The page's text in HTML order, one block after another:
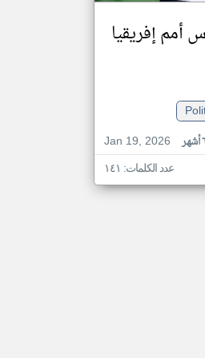
أمم إفريقيا
Jan 19, 2026
عدد الكلمات: ١٤١